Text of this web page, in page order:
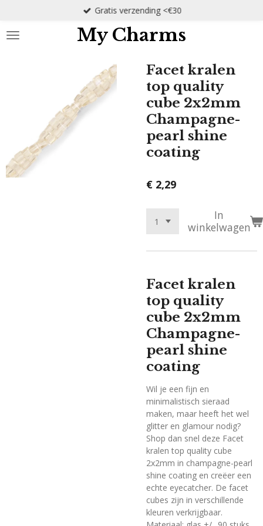
naar
My Charms
Gratis verzending <€30
Facet kralen
top quality
cube 2x2mm
Champagne-
pearl shine
coating
€ 2,29
In
winkelwagen
Facet kralen
top quality
cube 2x2mm
Champagne-
pearl shine
coating
Wil je een fijn en
minimalistisch sieraad
maken, maar heeft het wel
glitter en glamour nodig?
Shop dan snel deze Facet
kralen top quality cube
2x2mm in champagne-pearl
shine coating en creëer een
echte eyecatcher. De facet
cubes zijn in verschillende
kleuren verkrijgbaar.